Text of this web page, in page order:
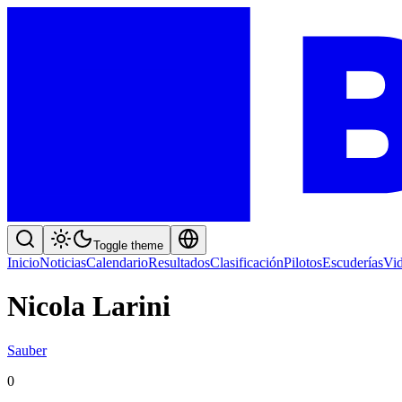
Toggle theme
InicioNoticiasCalendarioResultadosClasificaciónPilotosEscuderías
Nicola Larini
Sauber
0